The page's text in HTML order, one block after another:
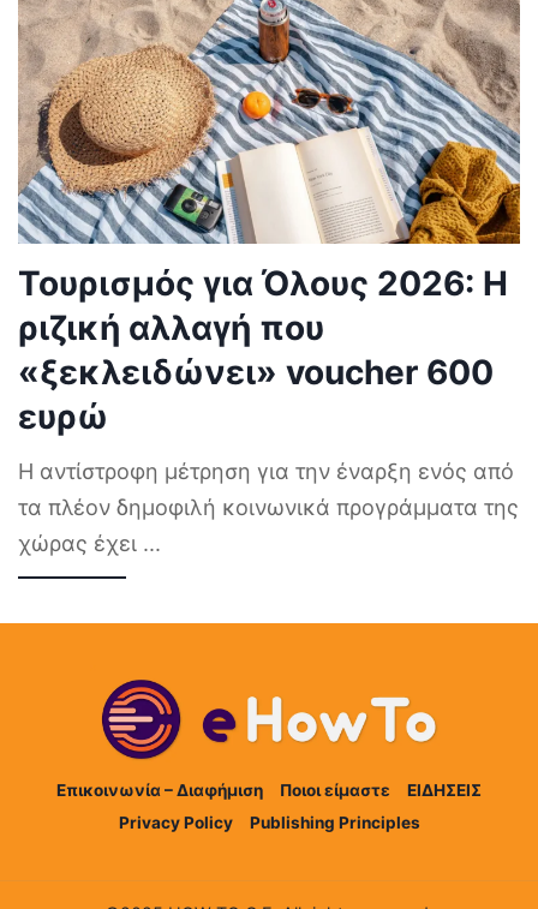
Τουρισμός για Όλους 2026: Η
ριζική αλλαγή που
«ξεκλειδώνει» voucher 600
ευρώ
Η αντίστροφη μέτρηση για την έναρξη ενός από
τα πλέον δημοφιλή κοινωνικά προγράμματα της
χώρας έχει ...
Επικοινωνία – Διαφήμιση Ποιοι είμαστε
ΕΙΔΗΣΕΙΣ
Privacy Policy
Publishing Principles